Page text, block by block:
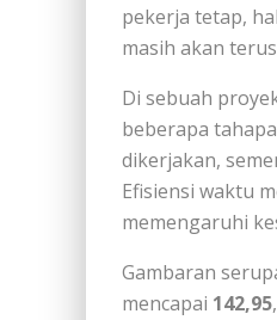
pekerja tetap,
masih akan
Di sebuah
beberapa
dikerjakan,
Efisiensi waktu
memengaruhi
Gambaran
mencapai 142,95